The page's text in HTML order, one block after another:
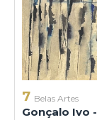
7 Belas Artes
Gonçalo Ivo